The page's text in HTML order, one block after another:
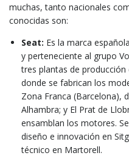
muchas, tanto nacionales
conocidas son:
Seat: Es la marca
y perteneciente al grupo
tres plantas de
donde se fabrican los
Zona Franca (Barcelona),
Alhambra; y El Prat de
ensamblan los motores.
diseño e innovación en
técnico en Martorell.